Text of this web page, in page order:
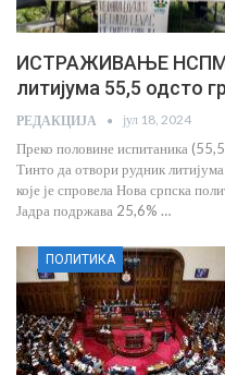
ИСТРАЖИВАЊЕ НСПМ:
литијума 55,5 одсто
РЕДАКЦИЈА јул 18, 2024
Преко половине испитаника
Тинто да отвори рудник
које је спровела Нова српска
Јадра подржава 25,6% …
ПОЛИТИКА